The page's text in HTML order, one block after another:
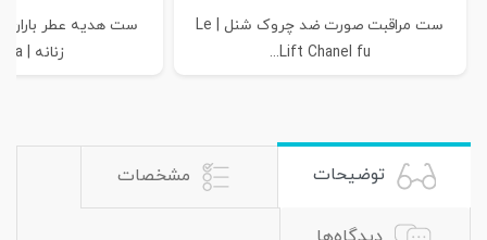
ست مراقبت صورت ضد چروک شنل | Le
Lift Chanel fu...
ست هدیه عطر باران
زنانه | La Pra...
توضیحات مشخصات